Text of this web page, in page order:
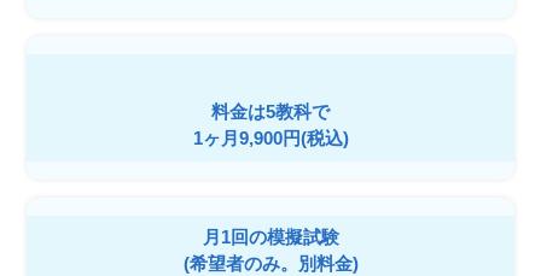
料金は5教科で
1ヶ月9,900円(税込)
月1回の模擬試験
(希望者のみ。別料金)